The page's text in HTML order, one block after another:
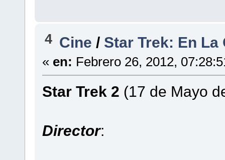
4 Cine / Star Trek: En La
« en: Febrero 26, 2012,
Star Trek 2 (17 de Mayo
Director: